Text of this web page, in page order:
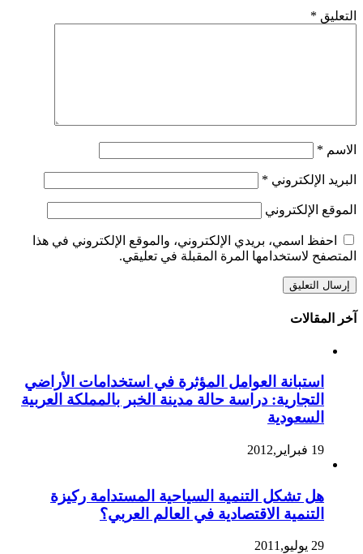
التعليق *
الاسم *
البريد الإلكتروني *
الموقع الإلكتروني
احفظ اسمي، بريدي الإلكتروني، والموقع الإلكتروني في هذا
المتصفح لاستخدامها المرة المقبلة في تعليقي.
آخر المقالات
استبانة العوامل المؤثرة في استخدامات الأراضي
التجارية: دراسة حالة مدينة الخبر بالمملكة العربية
السعودية
19 فبراير,2012
هل تشكل التنمية السياحية المستدامة ركيزة
التنمية الاقتصادية في العالم العربي؟
29 يوليو,2011